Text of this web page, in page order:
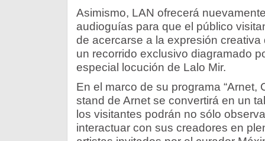
Asimismo, LAN ofrecerá
audioguías para que el público
de acercarse a la expresión
un recorrido exclusivo diagramado
especial locución de Lalo Mir.
En el marco de su programa “Arnet,
stand de Arnet se convertirá en un
los visitantes podrán no sólo
interactuar con sus creadores en